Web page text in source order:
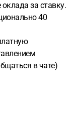
за ставку.
40
в чате)